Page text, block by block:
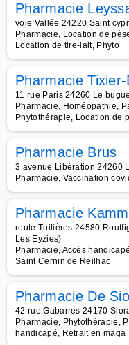
Pharmacie
voie Vallée 24220 Saint
Pharmacie, Location de
Location de tire-lait, Phyto
Pharmacie
11 rue Paris 24260 Le
Pharmacie, Homéopathie,
Phytothérapie, Location de
Pharmacie Brus
3 avenue Libération 24260
Pharmacie, Vaccination
Pharmacie
route Tuilières 24580
Les Eyzies)
Pharmacie, Accès
Saint Cernin de Reilhac
Pharmacie De
42 rue Gabarres 24170
Pharmacie, Phytothérapie,
handicapé, Retrait en maga